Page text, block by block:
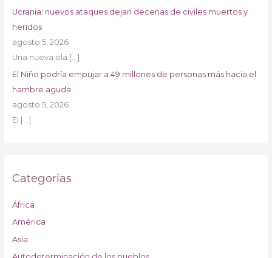
Ucrania: nuevos ataques dejan decenas de civiles muertos y
heridos
agosto 5, 2026
Una nueva ola […]
El Niño podría empujar a 49 millones de personas más hacia el
hambre aguda
agosto 5, 2026
El […]
Categorías
África
América
Asia